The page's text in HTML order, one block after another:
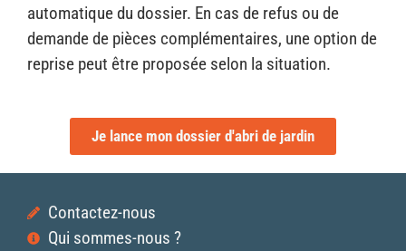
automatique du dossier. En cas de refus ou de
demande de pièces complémentaires, une option de
reprise peut être proposée selon la situation.
Je lance mon dossier d'abri de jardin
Contactez-nous
Qui sommes-nous ?